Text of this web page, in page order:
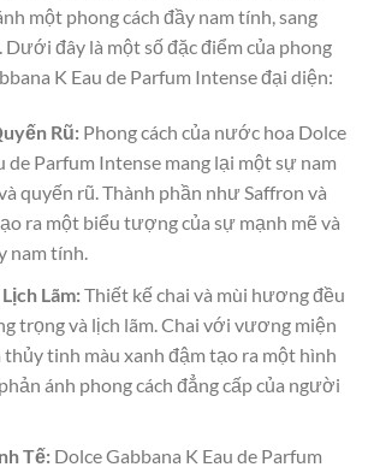
một phong cách đầy nam tính, sang
đây là một số đặc điểm của phong
K Eau de Parfum Intense đại diện:
Rũ:Phong cách của nước hoa Dolce
de Parfum Intense mang lại một sự nam
quyến rũ. Thành phần như Saffron và
ra một biểu tượng của sự mạnh mẽ và
nam tính.
Lãm:Thiết kế chai và mùi hương đều
trọng và lịch lãm. Chai với vương miện
thủy tinh màu xanh đậm tạo ra một hình
ánh phong cách đẳng cấp của người
Tế:Dolce Gabbana K Eau de Parfum